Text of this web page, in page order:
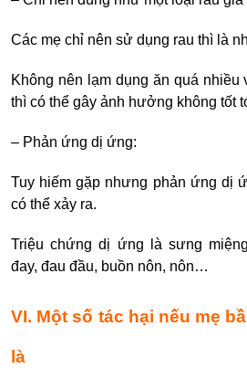
Các mẹ chỉ nên sử dụng rau thì là
Không nên lạm dụng ăn quá nhiều
thì có thể gây ảnh hưởng không tốt
– Phản ứng dị ứng:
Tuy hiếm gặp nhưng phản ứng dị
có thể xảy ra.
Triệu chứng dị ứng là sưng
đay, đau đầu, buồn nôn, nôn…
VI. Một số tác hại nếu mẹ
là